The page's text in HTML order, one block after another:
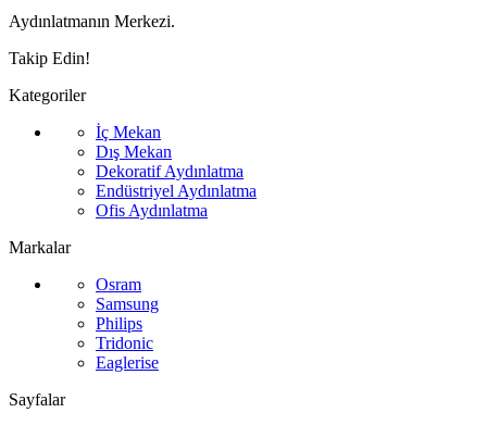
Aydınlatmanın Merkezi.
Takip Edin!
Kategoriler
İç Mekan
Dış Mekan
Dekoratif Aydınlatma
Endüstriyel Aydınlatma
Ofis Aydınlatma
Markalar
Osram
Samsung
Philips
Tridonic
Eaglerise
Sayfalar